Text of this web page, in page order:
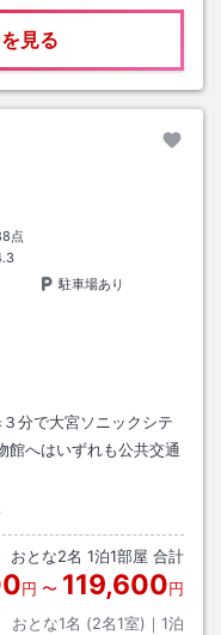
見る
点
駐車場あり
分で大宮ソニックシテ
館へはいずれも公共交通
おとな2名 1泊1部屋 合計
円 〜 119,600円
おとな1名 (2名1室)｜ 1泊